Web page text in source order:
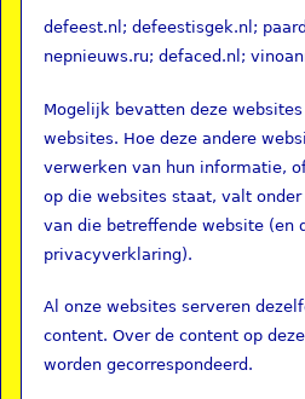
defeest.nl; defeestisgek.nl;
nepnieuws.ru; defaced.nl;
Mogelijk bevatten deze
websites. Hoe deze andere
verwerken van hun informatie,
op die websites staat, valt
van die betreffende website (en
privacyverklaring).
Al onze websites serveren
content. Over de content op
worden gecorrespondeerd.